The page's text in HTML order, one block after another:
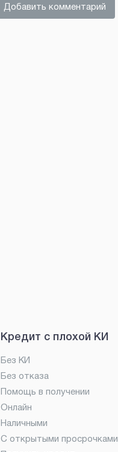
Добавить комментарий
Кредит с плохой КИ
Без КИ
Без отказа
Помощь в получении
Онлайн
Наличными
С открытыми просрочками